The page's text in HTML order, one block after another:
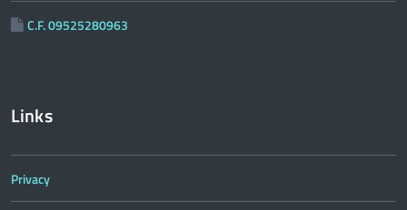
C.F. 09525280963
Links
Privacy